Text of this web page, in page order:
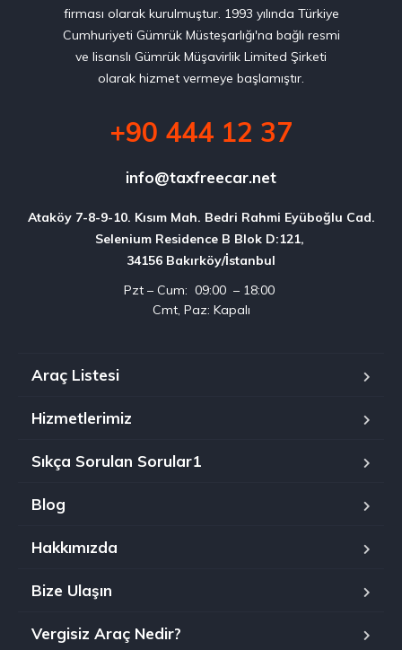
firması olarak kurulmuştur. 1993 yılında Türkiye
Cumhuriyeti Gümrük Müsteşarlığı'na bağlı resmi
ve lisanslı Gümrük Müşavirlik Limited Şirketi
olarak hizmet vermeye başlamıştır.
+90 444 12 37
info@taxfreecar.net
Ataköy 7-8-9-10. Kısım Mah. Bedri Rahmi Eyüboğlu Cad.
Selenium Residence B Blok D:121,
34156 Bakırköy/İstanbul
Pzt – Cum: 09:00 – 18:00
Cmt, Paz: Kapalı
Araç Listesi
Hizmetlerimiz
Sıkça Sorulan Sorular1
Blog
Hakkımızda
Bize Ulaşın
Vergisiz Araç Nedir?